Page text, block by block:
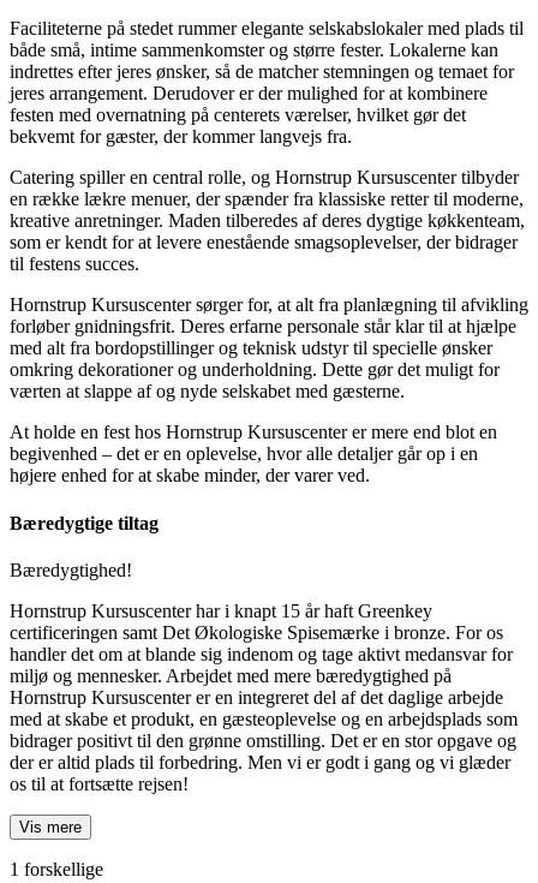
Faciliteterne på stedet rummer elegante selskabslokaler med plads til
både små, intime sammenkomster og større fester. Lokalerne kan
indrettes efter jeres ønsker, så de matcher stemningen og temaet for
jeres arrangement. Derudover er der mulighed for at kombinere
festen med overnatning på centerets værelser, hvilket gør det
bekvemt for gæster, der kommer langvejs fra.
Catering spiller en central rolle, og Hornstrup Kursuscenter tilbyder
en række lækre menuer, der spænder fra klassiske retter til moderne,
kreative anretninger. Maden tilberedes af deres dygtige køkkenteam,
som er kendt for at levere enestående smagsoplevelser, der bidrager
til festens succes.
Hornstrup Kursuscenter sørger for, at alt fra planlægning til afvikling
forløber gnidningsfrit. Deres erfarne personale står klar til at hjælpe
med alt fra bordopstillinger og teknisk udstyr til specielle ønsker
omkring dekorationer og underholdning. Dette gør det muligt for
værten at slappe af og nyde selskabet med gæsterne.
At holde en fest hos Hornstrup Kursuscenter er mere end blot en
begivenhed – det er en oplevelse, hvor alle detaljer går op i en
højere enhed for at skabe minder, der varer ved.
Bæredygtige tiltag
Bæredygtighed!
Hornstrup Kursuscenter har i knapt 15 år haft Greenkey
certificeringen samt Det Økologiske Spisemærke i bronze. For os
handler det om at blande sig indenom og tage aktivt medansvar for
miljø og mennesker. Arbejdet med mere bæredygtighed på
Hornstrup Kursuscenter er en integreret del af det daglige arbejde
med at skabe et produkt, en gæsteoplevelse og en arbejdsplads som
bidrager positivt til den grønne omstilling. Det er en stor opgave og
der er altid plads til forbedring. Men vi er godt i gang og vi glæder
os til at fortsætte rejsen!
Vis mere
1 forskellige